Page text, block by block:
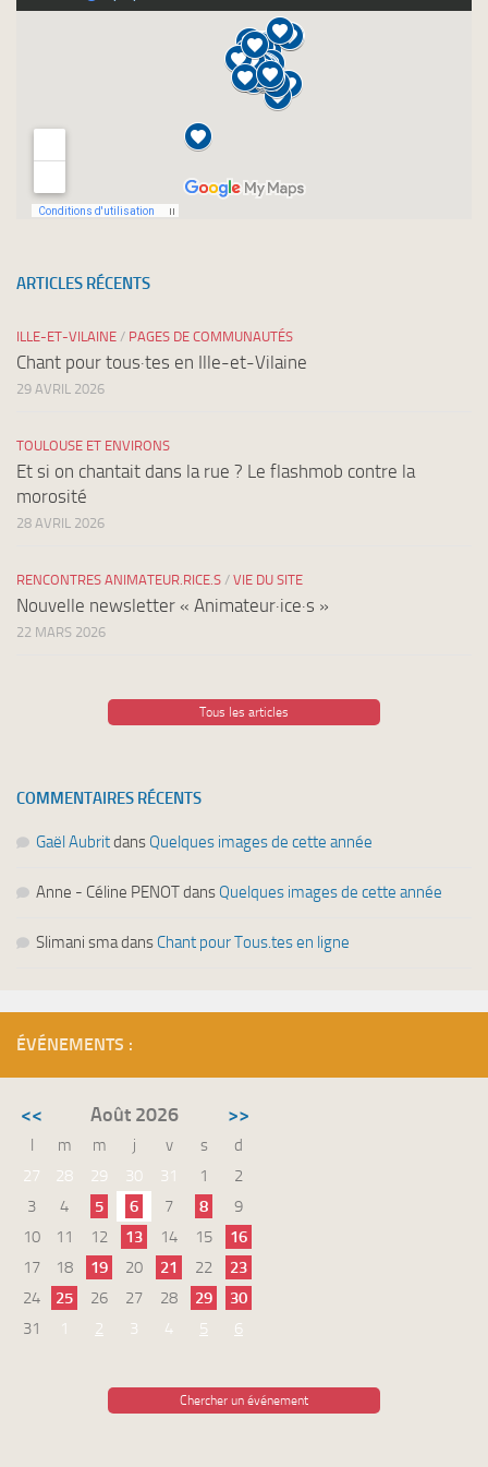
ARTICLES RÉCENTS
ILLE-ET-VILAINE / PAGES DE COMMUNAUTÉS
Chant pour tous·tes en Ille-et-Vilaine
29 AVRIL 2026
TOULOUSE ET ENVIRONS
Et si on chantait dans la rue ? Le flashmob contre la
morosité
28 AVRIL 2026
RENCONTRES ANIMATEUR.RICE.S / VIE DU SITE
Nouvelle newsletter « Animateur·ice·s »
22 MARS 2026
Tous les articles
COMMENTAIRES RÉCENTS
Gaël Aubritdans Quelques images de cette année
Anne - Céline PENOTdans Quelques images de cette année
Slimani smadans Chant pour Tous.tes en ligne
ÉVÉNEMENTS :
<< Août 2026 >>
l m m j v s
d
27
28 29 30 31 1
2
3
4 5 6 7 8
9
10
11 12 13 14 15
16
17
18 19 20 21 22
23
24
25 26 27 28 29
30
31
1 2 3 4 5 6
Chercher un événement